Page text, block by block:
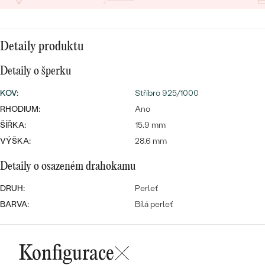
Nejprodávanější
snubní prsteny
PROHLÉDNOUT
DLE MATERIÁLU
ZLATO
PLATINA
STŘÍBRO
S LAB-GROWN DIAMANTY
S PERLAMI
PERSONALIZOVANÉ
SYMBOLICKÉ
MINIMALISTICKÉ
PODLE PŘÍLEŽITOSTI
PODLE BARVY
Nejprodávanější
LUXUSNÍ
CENOVĚ DOSTUPNÉ
LUXUSNÍ
Detaily produktu
Detaily o šperku
KOV:
Stříbro 925/1000
RHODIUM:
Ano
ŠÍŘKA:
15.9 mm
VÝŠKA:
28.6 mm
Detaily o osazeném drahokamu
DRUH:
Perleť
BARVA:
Bílá perleť
Konfigurace